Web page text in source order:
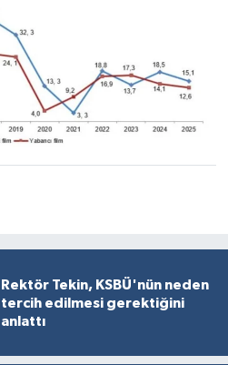
Rektör Tekin, KSBÜ'nün neden
tercih edilmesi gerektiğini
anlattı